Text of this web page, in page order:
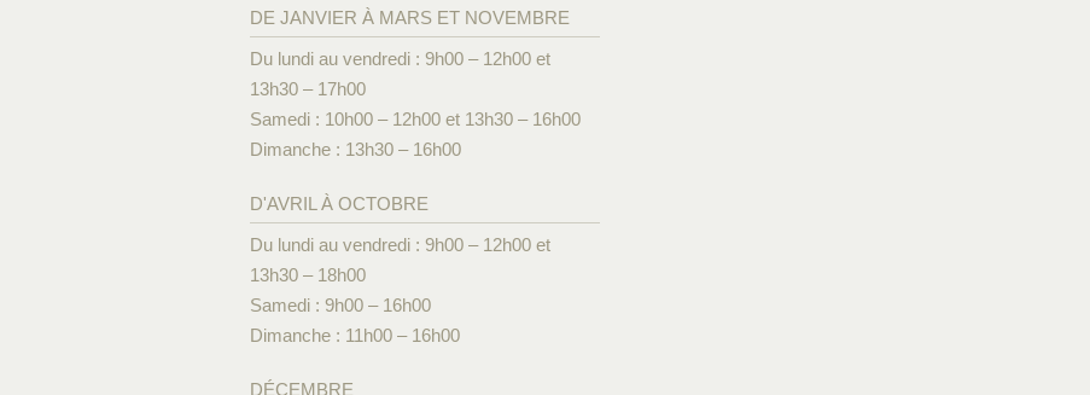
DE JANVIER À MARS ET NOVEMBRE
Du lundi au vendredi : 9h00 – 12h00 et
13h30 – 17h00
Samedi : 10h00 – 12h00 et 13h30 – 16h00
Dimanche : 13h30 – 16h00
D'AVRIL À OCTOBRE
Du lundi au vendredi : 9h00 – 12h00 et
13h30 – 18h00
Samedi : 9h00 – 16h00
Dimanche : 11h00 – 16h00
DÉCEMBRE